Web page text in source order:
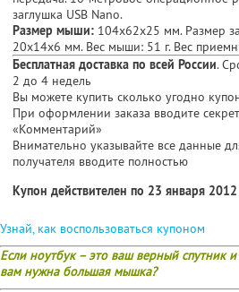
заглушка USB Nano.
Размер мыши: 104x62x25 мм. Размер
20x14x6 мм. Вес мыши: 51 г. Вес
Бесплатная доставка по всей России.
2 до 4 недель
Вы можете купить сколько угодно
При оформлении заказа вводите
«Комментарий»
Внимательно указывайте все данные
получателя вводите полностью
Купон действителен по 23 января
Узнай, как воспользоваться купоном
Если ноутбук – это ваш верный спутник
вам нужна большая мышка?